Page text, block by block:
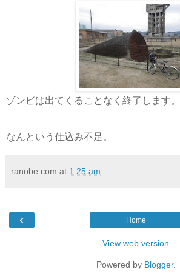
ゾンビは出てくることなく終了します。
なんという仕込み不足。
ranobe.com at 1:25 am
‹ Home
View web version
Powered by Blogger.